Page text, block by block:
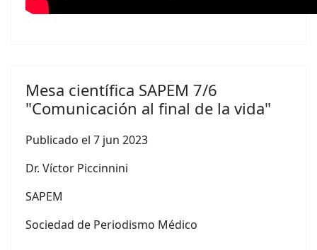
Mesa científica SAPEM 7/6
"Comunicación al final de la vida"
Publicado el 7 jun 2023
Dr. Víctor Piccinnini
SAPEM
Sociedad de Periodismo Médico